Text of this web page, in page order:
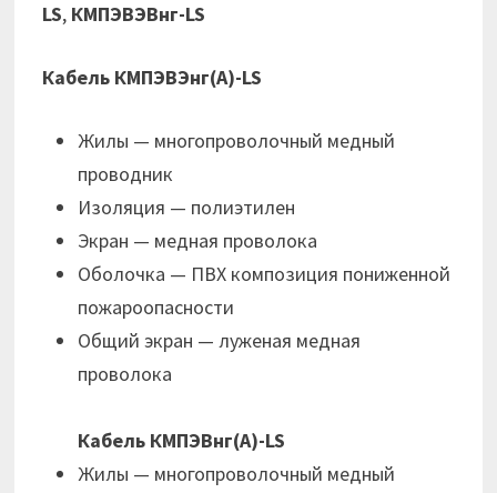
LS, КМПЭВЭВнг-LS
Кабель КМПЭВЭнг(А)-LS
Жилы — многопроволочный медный
проводник
Изоляция — полиэтилен
Экран — медная проволока
Оболочка — ПВХ композиция пониженной
пожароопасности
Общий экран — луженая медная
проволока
Кабель КМПЭВнг(А)-LS
Жилы — многопроволочный медный